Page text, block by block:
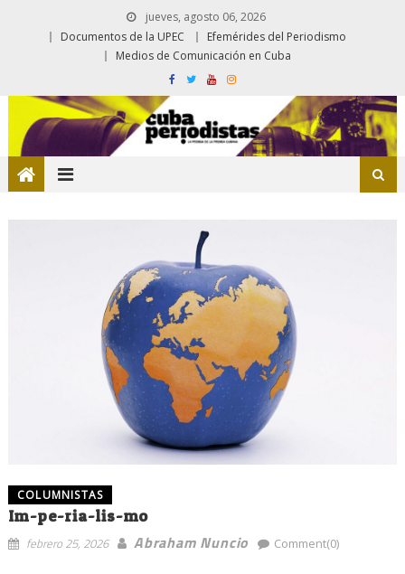
jueves, agosto 06, 2026
Documentos de la UPEC
Efemérides del Periodismo
Medios de Comunicación en Cuba
COLUMNISTAS
Im-pe-ria-lis-mo
febrero 25, 2026 Abraham Nuncio Comment(0)